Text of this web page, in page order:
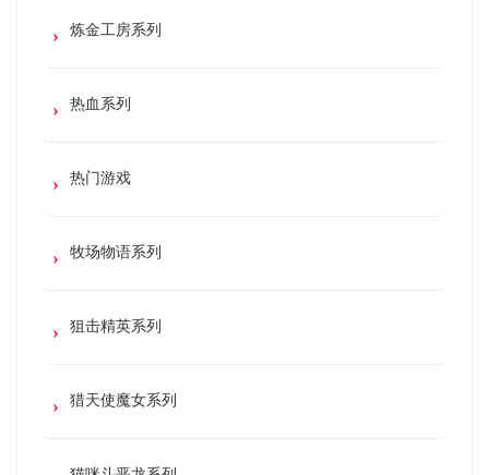
炼金工房系列
热血系列
热门游戏
牧场物语系列
狙击精英系列
猎天使魔女系列